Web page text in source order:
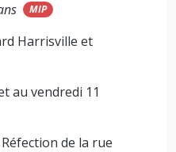
MIP
Harrisville et
au vendredi 11
Réfection de la rue